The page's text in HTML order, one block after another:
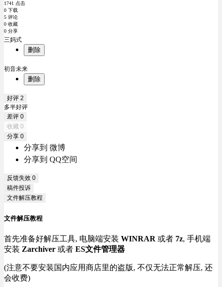
1741 点击
0 下载
5 评论
0 收藏
0 分享
三妈式
删除
初音未来
删除
好评 2
多半好评
差评 0
收藏 0
分享 0
分享到 微博
分享到 QQ空间
反馈失效 0
稿件投诉
文件解压教程
文件解压教程
首先准备好解压工具, 电脑端安装 WINRAR 或者 7z, 手机端
安装 Zarchiver 或者 ES文件管理器
(注意不要安装国内应用商店里的盗版, 不仅无法正常解压, 还
会收费)